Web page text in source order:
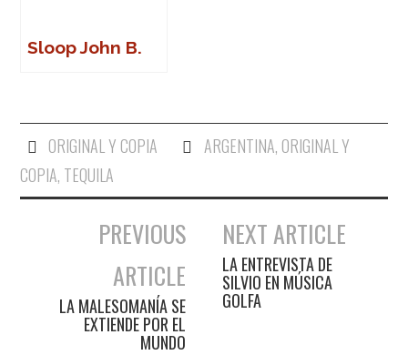
Sloop John B.
ORIGINAL Y COPIA ARGENTINA, ORIGINAL Y
COPIA, TEQUILA
Navegación de entradas
PREVIOUS
ARTICLE
LA MALESOMANÍA SE
EXTIENDE POR EL
MUNDO
NEXT ARTICLE
LA ENTREVISTA DE
SILVIO EN MÚSICA
GOLFA